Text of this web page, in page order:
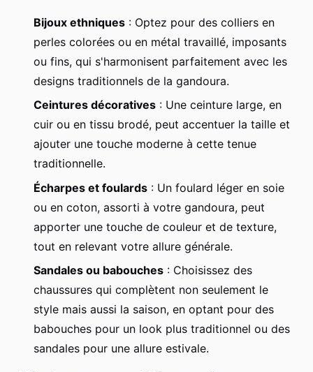
Bijoux ethniques : Optez pour des colliers en
perles colorées ou en métal travaillé, imposants
ou fins, qui s'harmonisent parfaitement avec les
designs traditionnels de la gandoura.
Ceintures décoratives : Une ceinture large, en
cuir ou en tissu brodé, peut accentuer la taille et
ajouter une touche moderne à cette tenue
traditionnelle.
Écharpes et foulards : Un foulard léger en soie
ou en coton, assorti à votre gandoura, peut
apporter une touche de couleur et de texture,
tout en relevant votre allure générale.
Sandales ou babouches : Choisissez des
chaussures qui complètent non seulement le
style mais aussi la saison, en optant pour des
babouches pour un look plus traditionnel ou des
sandales pour une allure estivale.